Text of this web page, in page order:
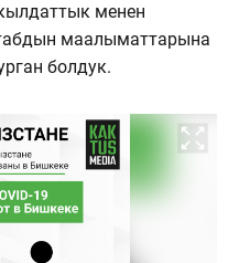
менен
маалыматтарына
болдук.